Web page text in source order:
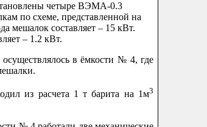
четыре ВЭМА-0.3
по схеме, представленной на
мешалок составляет – 15 кВт.
– 1.2 кВт.
в ёмкости № 4, где
из расчета 1 т барита на 1м3